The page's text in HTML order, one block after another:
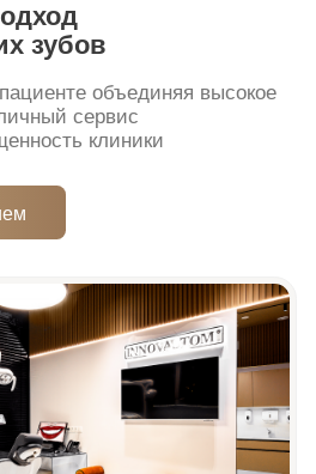
и бинокуляры, что
до микрона
и материалы